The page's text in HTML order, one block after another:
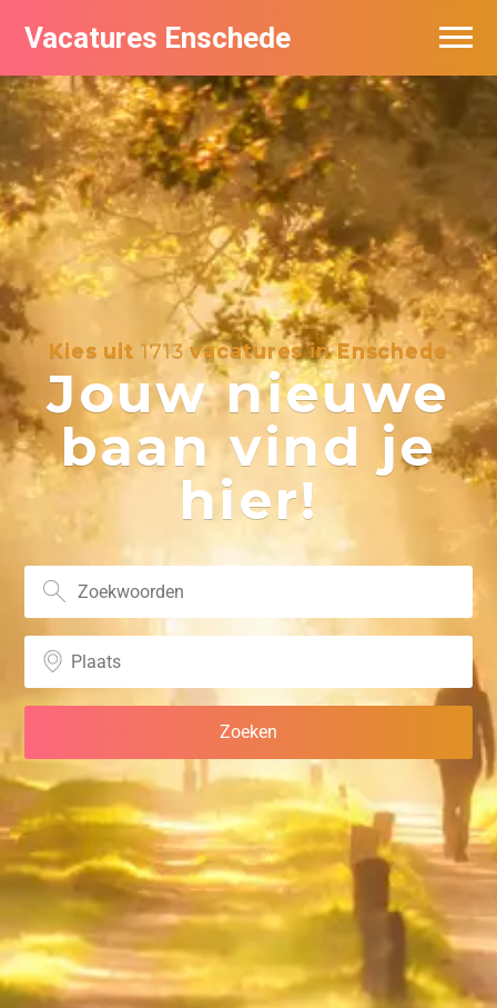
Vacatures Enschede
Kies uit 1713 vacatures in Enschede
Jouw nieuwe
baan vind je
hier!
Vacatures per bedrijf
De populairste vacatures in Enschede
Nieuwsbrief feed